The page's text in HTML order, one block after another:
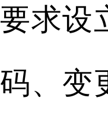
要求设
码、变